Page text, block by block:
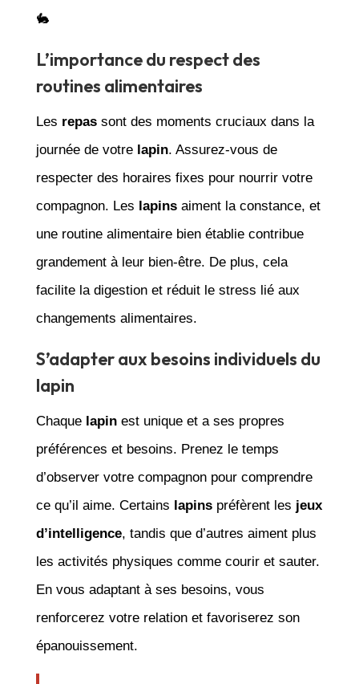
🐇
L’importance du respect des
routines alimentaires
Les repassont des moments cruciaux dans la
journée de votre lapin. Assurez-vous de
respecter des horaires fixes pour nourrir votre
compagnon. Les lapinsaiment la constance, et
une routine alimentaire bien établie contribue
grandement à leur bien-être. De plus, cela
facilite la digestion et réduit le stress lié aux
changements alimentaires.
S’adapter aux besoins individuels du
lapin
Chaque lapinest unique et a ses propres
préférences et besoins. Prenez le temps
d’observer votre compagnon pour comprendre
ce qu’il aime. Certains lapinspréfèrent les jeux
d’intelligence, tandis que d’autres aiment plus
les activités physiques comme courir et sauter.
En vous adaptant à ses besoins, vous
renforcerez votre relation et favoriserez son
épanouissement.